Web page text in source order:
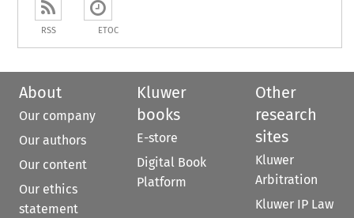
RSS ETOC
About
Our company
Our authors
Our content
Our ethics
statement
Kluwer
books
E-store
Digital Book
Platform
Other
research
sites
Kluwer
Arbitration
Kluwer IP Law